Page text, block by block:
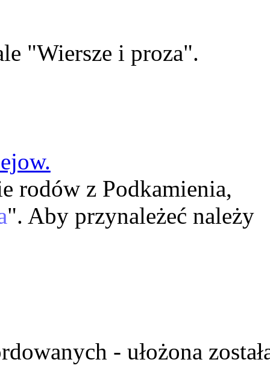
"Wiersze i proza".
rodów z Podkamienia,
". Aby przynależeć należy
- ułożona